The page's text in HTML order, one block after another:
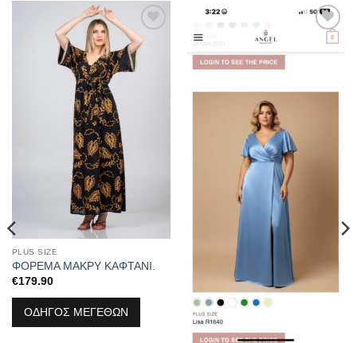
Προσθήκη
στα
αγαπημένα
PLUS SIZE
ΦΟΡΕΜΑ ΜΑΚΡΥ ΚΑΦΤΑΝΙ.
€179.90
ΟΔΗΓΟΣ ΜΕΓΕΘΩΝ
Προσθήκη